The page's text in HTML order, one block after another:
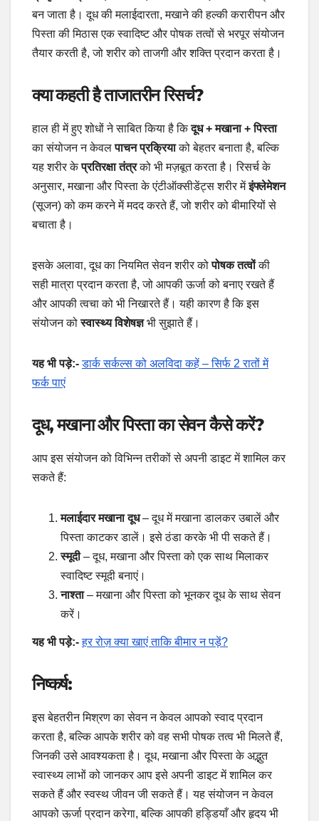
बन जाता है। दूध की मलाईदारता, मखाने की हल्की करारीपन और
पिस्ता की मिठास एक स्वादिष्ट और पोषक तत्वों से भरपूर संयोजन
तैयार करती है, जो शरीर को ताजगी और शक्ति प्रदान करता है।
क्या कहती है ताजातरीन रिसर्च?
हाल ही में हुए शोधों ने साबित किया है किदूध + मखाना + पिस्ता
का संयोजन न केवलपाचन प्रक्रियाको बेहतर बनाता है, बल्कि
यह शरीर केप्रतिरक्षा तंत्रको भी मज़बूत करता है। रिसर्च के
अनुसार, मखाना और पिस्ता के एंटीऑक्सीडेंट्स शरीर मेंइंफ्लेमेशन
(सूजन) को कम करने में मदद करते हैं, जो शरीर को बीमारियों से
बचाता है।
इसके अलावा, दूध का नियमित सेवन शरीर कोपोषक तत्वोंकी
सही मात्रा प्रदान करता है, जो आपकी ऊर्जा को बनाए रखते हैं
और आपकी त्वचा को भी निखारते हैं। यही कारण है कि इस
संयोजन कोस्वास्थ्य विशेषज्ञभी सुझाते हैं।
यह भी पड़े:- डार्क सर्कल्स को अलविदा कहें – सिर्फ 2 रातों में
फर्क पाएं
दूध, मखाना और पिस्ता का सेवन कैसे करें?
आप इस संयोजन को विभिन्न तरीकों से अपनी डाइट में शामिल कर
सकते हैं:
मलाईदार मखाना दूध– दूध में मखाना डालकर उबालें और
पिस्ता काटकर डालें। इसे ठंडा करके भी पी सकते हैं।
स्मूदी– दूध, मखाना और पिस्ता को एक साथ मिलाकर
स्वादिष्ट स्मूदी बनाएं।
नाश्ता– मखाना और पिस्ता को भूनकर दूध के साथ सेवन
करें।
यह भी पड़े:- हर रोज़ क्या खाएं ताकि बीमार न पड़ें?
निष्कर्ष:
इस बेहतरीन मिश्रण का सेवन न केवल आपको स्वाद प्रदान
करता है, बल्कि आपके शरीर को वह सभी पोषक तत्व भी मिलते हैं,
जिनकी उसे आवश्यकता है। दूध, मखाना और पिस्ता के अद्भुत
स्वास्थ्य लाभों को जानकर आप इसे अपनी डाइट में शामिल कर
सकते हैं और स्वस्थ जीवन जी सकते हैं। यह संयोजन न केवल
आपको ऊर्जा प्रदान करेगा, बल्कि आपकी हड्डियाँ और हृदय भी